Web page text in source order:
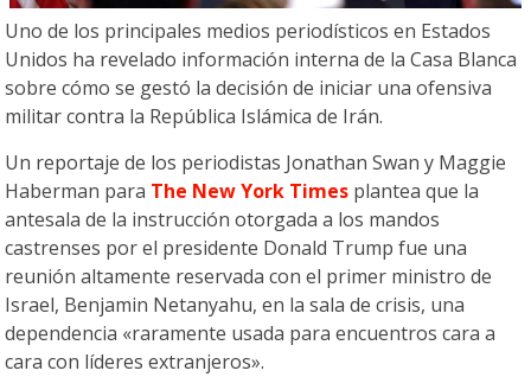
Uno de los principales medios periodísticos en Estados
Unidos ha revelado información interna de la Casa Blanca
sobre cómo se gestó la decisión de iniciar una ofensiva
militar contra la República Islámica de Irán.
Un reportaje de los periodistas Jonathan Swan y Maggie
Haberman para The New York Times plantea que la
antesala de la instrucción otorgada a los mandos
castrenses por el presidente Donald Trump fue una
reunión altamente reservada con el primer ministro de
Israel, Benjamin Netanyahu, en la sala de crisis, una
dependencia «raramente usada para encuentros cara a
cara con líderes extranjeros».